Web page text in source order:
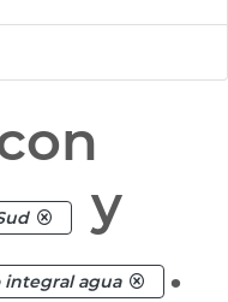
y
integral agua .